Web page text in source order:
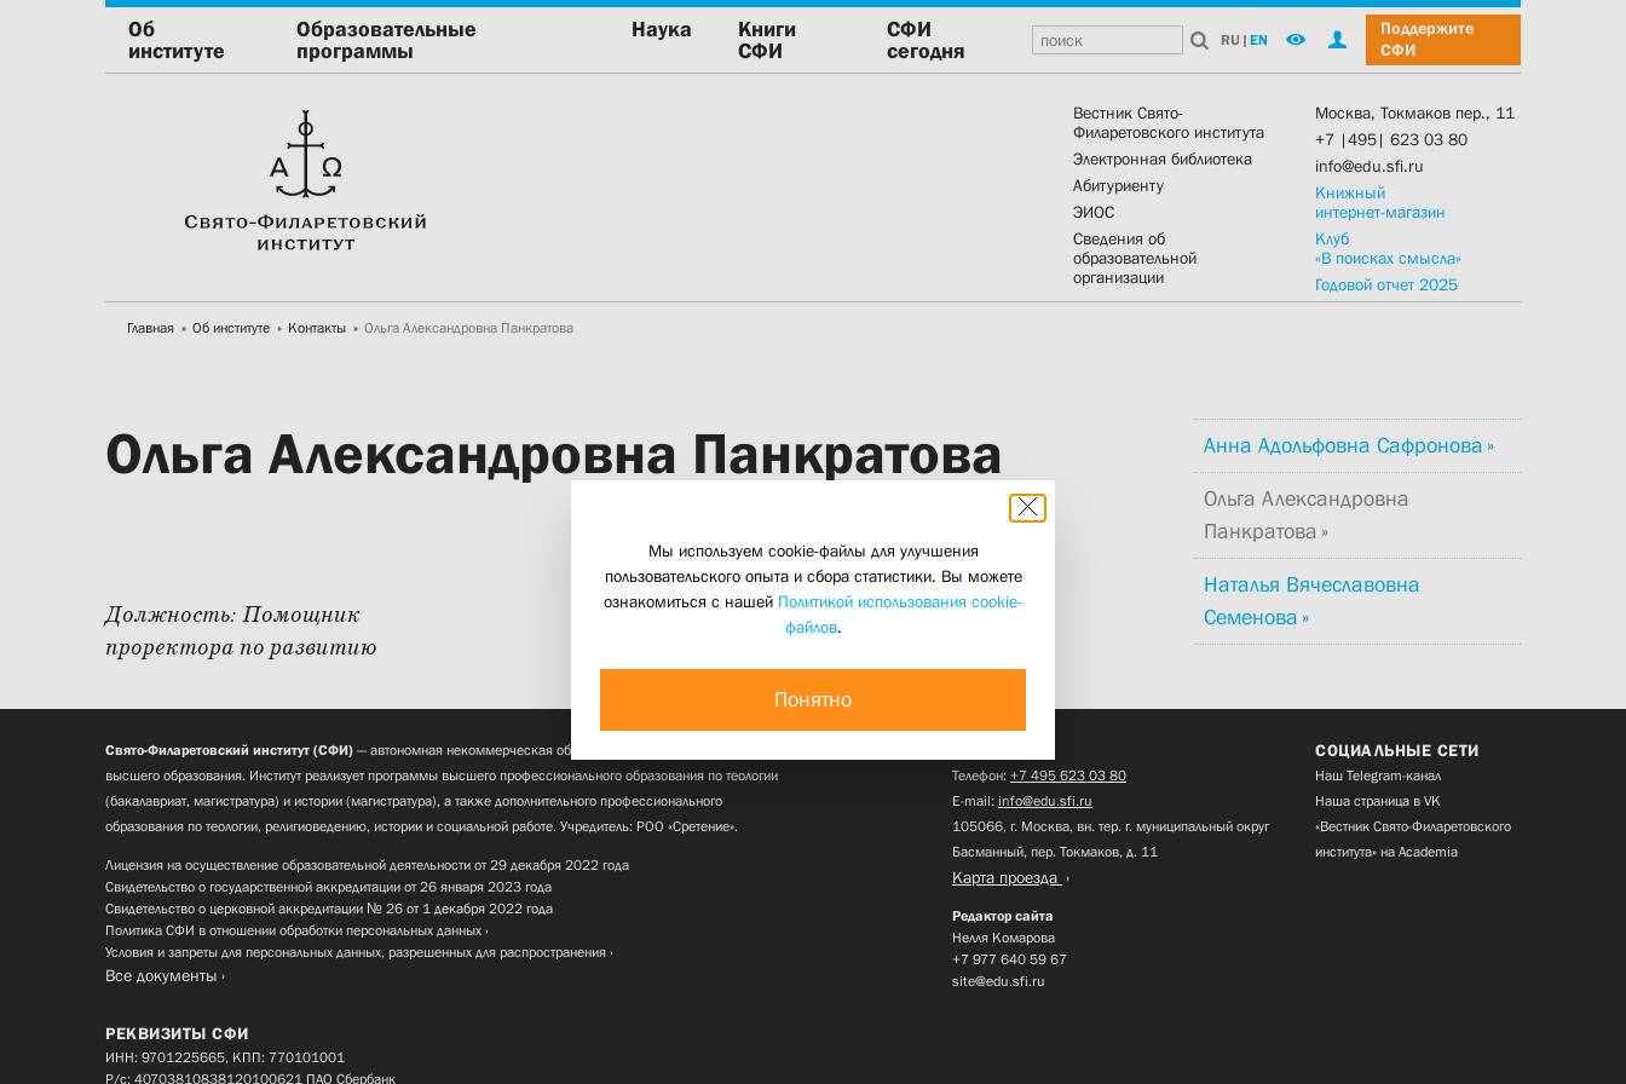
Об
институте
Образовательные
программы
Наука
Книги
СФИ
СФИ
сегодня
RU | EN
Поддержите
СФИ
Вестник Свято-
Филаретовского института
Электронная библиотека
Абитуриенту
ЭИОС
Сведения об
образовательной
организации
Москва, Токмаков пер., 11
+7 |495| 623 03 80
info@edu.sfi.ru
Книжный
интернет-магазин
Клуб
«В поисках смысла»
Годовой отчет 2025
Главная Об институте Контакты Ольга Александровна Панкратова
Ольга Александровна Панкратова
Должность: Помощник
проректора по развитию
Анна Адольфовна Сафронова
Ольга Александровна
Панкратова
Наталья Вячеславовна
Семенова
Мы используем cookie-файлы для улучшения
пользовательского опыта и сбора статистики. Вы можете
ознакомиться с нашей Политикой использования cookie-
файлов.
Понятно
Свято-Филаретовский институт (СФИ) — автономная некоммерческая образовательная организация
высшего образования. Институт реализует программы высшего профессионального образования по теологии
(бакалавриат, магистратура) и истории (магистратура), а также дополнительного профессионального
образования по теологии, религиоведению, истории и социальной работе. Учредитель: РОО «Сретение».
Лицензия на осуществление образовательной деятельности от 29 декабря 2022 года
Свидетельство о государственной аккредитации от 26 января 2023 года
Свидетельство о церковной аккредитации № 26 от 1 декабря 2022 года
Политика СФИ в отношении обработки персональных данных
Условия и запреты для персональных данных, разрешенных для распространения
Все документы
Телефон: +7 495 623 03 80
E-mail: info@edu.sfi.ru
105066, г. Москва, вн. тер. г. муниципальный округ
Басманный, пер. Токмаков, д. 11
Карта проезда
Редактор сайта
Нелля Комарова
+7 977 640 59 67
site@edu.sfi.ru
СОЦИАЛЬНЫЕ СЕТИ
Наш Telegram-канал
Наша страница в VK
«Вестник Свято-Филаретовского
института» на Academia
РЕКВИЗИТЫ СФИ
ИНН: 9701225665, КПП: 770101001
Р/с: 40703810838120100621 ПАО Сбербанк